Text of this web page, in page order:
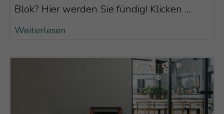
Blok? Hier werden Sie fündig! Klicken ...
Weiterlesen